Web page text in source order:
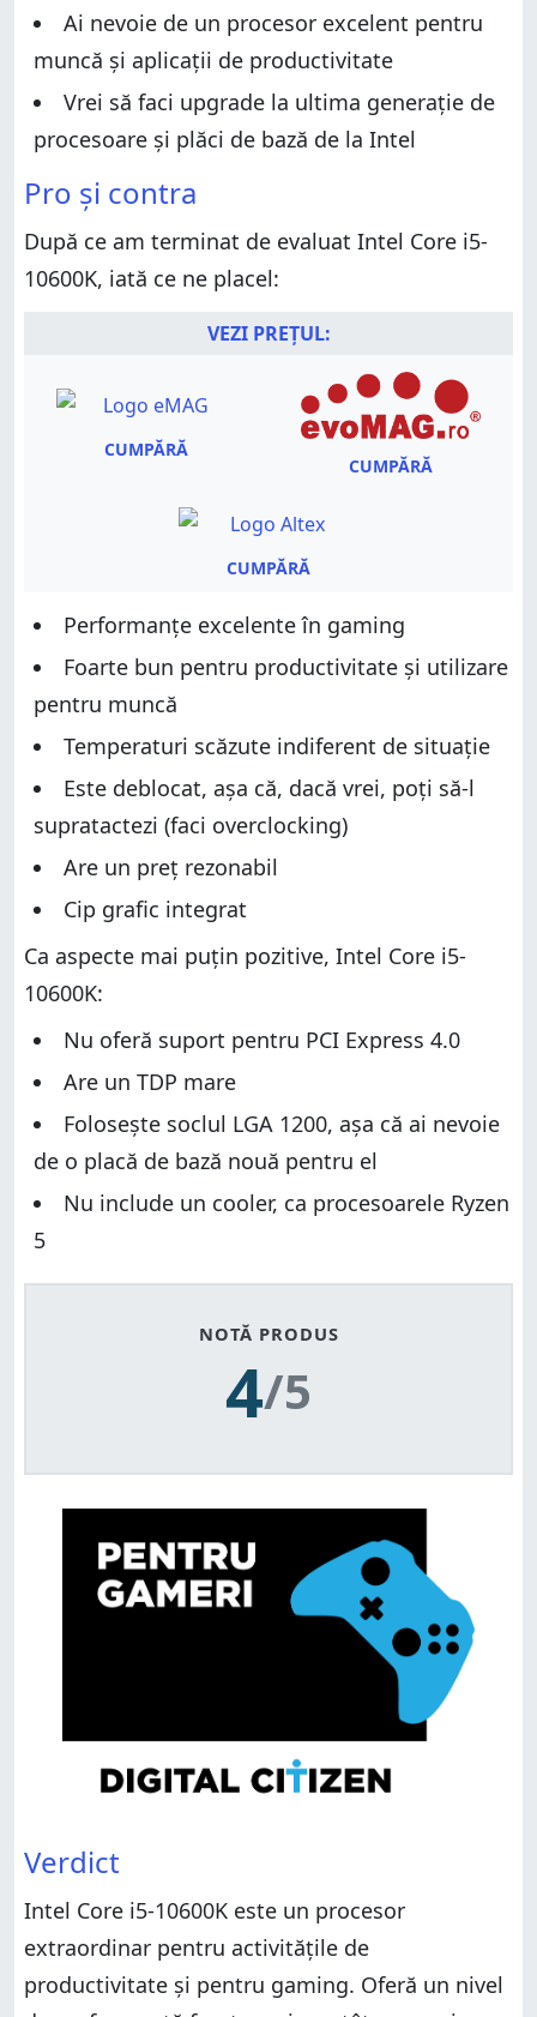
Ai nevoie de un procesor excelent pentru
muncă și aplicații de productivitate
Vrei să faci upgrade la ultima generație de
procesoare și plăci de bază de la Intel
Pro și contra
După ce am terminat de evaluat Intel Core i5-
10600K, iată ce ne placel:
VEZI PREȚUL:
CUMPĂRĂ
CUMPĂRĂ
CUMPĂRĂ
Performanțe excelente în gaming
Foarte bun pentru productivitate și utilizare
pentru muncă
Temperaturi scăzute indiferent de situație
Este deblocat, așa că, dacă vrei, poți să-l
supratactezi (faci overclocking)
Are un preț rezonabil
Cip grafic integrat
Ca aspecte mai puțin pozitive, Intel Core i5-
10600K:
Nu oferă suport pentru PCI Express 4.0
Are un TDP mare
Folosește soclul LGA 1200, așa că ai nevoie
de o placă de bază nouă pentru el
Nu include un cooler, ca procesoarele Ryzen
5
NOTĂ PRODUS
4/5
Verdict
Intel Core i5-10600K este un procesor
extraordinar pentru activitățile de
productivitate și pentru gaming. Oferă un nivel